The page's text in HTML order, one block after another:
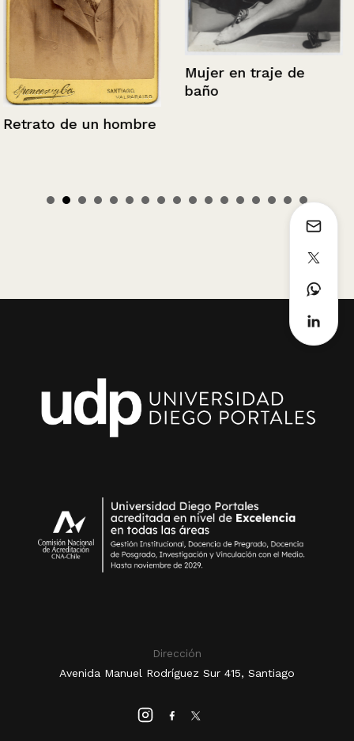
Retrato de un hombre
Mujer en traje de
baño
Dirección
Avenida Manuel Rodríguez Sur 415, Santiago